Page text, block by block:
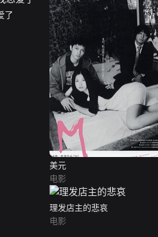
了
美元
电影
理发店主的悲哀
电影